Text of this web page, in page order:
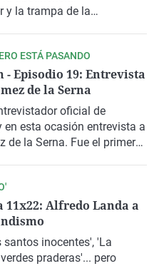
y la trampa de la
por él? ¿Y qué relación
el sexo, o el matrimonio?
cuenta de la novedad
y el amor’ , con
Amón, Rosa
Altares, Sergio del
. Además,
sobre ‘Daniela
de Vigalondo que se
que viene y de cuyo
detalles. ¿Con qué formato
filmado y por qué?
ESTÁ PASANDO
- Episodio 19: Entrevista
de la Serna
oficial de
en esta ocasión entrevista a
de la Serna. Fue el primer
11x22: Alfredo Landa a
santos inocentes', 'La
praderas'... pero